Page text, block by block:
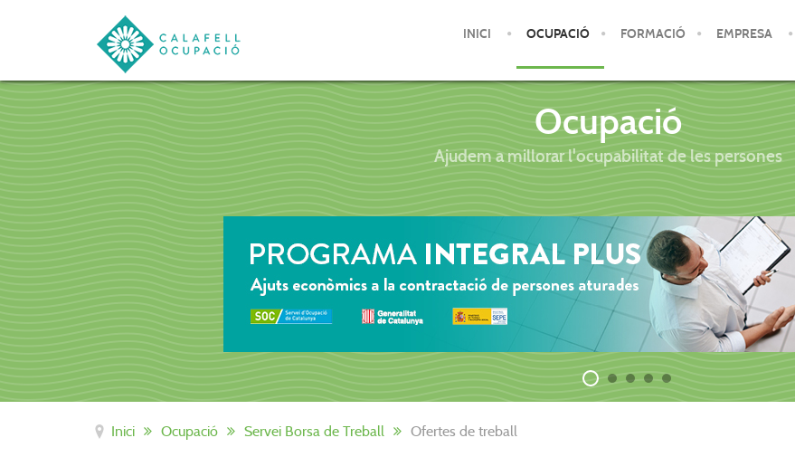
INICI OCUPACIÓ FORMACIÓ EMPRESA
Ocupació
Ajudem a millorar l'ocupabilitat de les persones
Inici Ocupació Servei Borsa de Treball Ofertes de treball